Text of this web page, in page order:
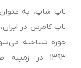
ناپ شاپ، به
ناپ کامرس در
حوزه شناخته
1393 در